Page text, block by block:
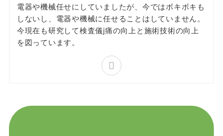
電器や機械任せにしていましたが、今ではボキボキも
しないし、電器や機械に任せることはしていません。
今現在も研究して検査儀j痛の向上と施術技術の向上
を図っています。